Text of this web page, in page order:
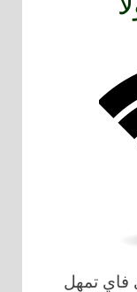
فاي تمهل